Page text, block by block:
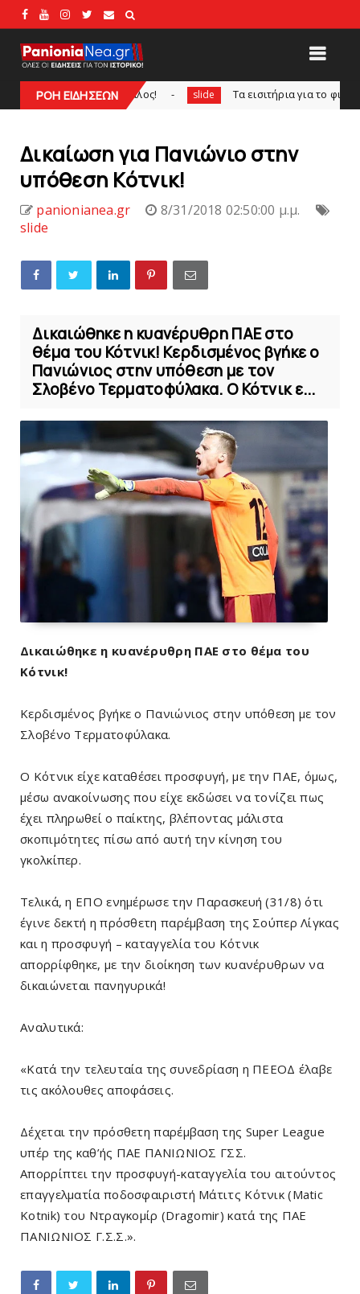
ΡΟΗ ΕΙΔΗΣΕΩΝ
Πορτογάλος! slide Tα εισιτήρια για το φιλικό τουρνουά του
Δικαίωση για Πανιώνιο στην
υπόθεση Κότνικ!
panionianea.gr
8/31/2018 02:50:00 μ.μ.
slide
Δικαιώθηκε η κυανέρυθρη ΠΑΕ στο
θέμα του Κότνικ! Κερδισμένος βγήκε ο
Πανιώνιος στην υπόθεση με τον
Σλοβένο Τερματοφύλακα. Ο Κότνικ ε...
Δικαιώθηκε η κυανέρυθρη ΠΑΕ στο θέμα του
Κότνικ!
Κερδισμένος βγήκε ο Πανιώνιος στην υπόθεση με τον
Σλοβένο Τερματοφύλακα.
Ο Κότνικ είχε καταθέσει προσφυγή, με την ΠΑΕ, όμως,
μέσω ανακοίνωσης που είχε εκδώσει να τονίζει πως
έχει πληρωθεί ο παίκτης, βλέποντας μάλιστα
σκοπιμότητες πίσω από αυτή την κίνηση του
γκολκίπερ.
Τελικά, η ΕΠΟ ενημέρωσε την Παρασκευή (31/8) ότι
έγινε δεκτή η πρόσθετη παρέμβαση της Σούπερ Λίγκας
και η προσφυγή – καταγγελία του Κότνικ
απορρίφθηκε, με την διοίκηση των κυανέρυθρων να
δικαιώνεται πανηγυρικά!
Αναλυτικά:
«Κατά την τελευταία της συνεδρίαση η ΠΕΕΟΔ έλαβε
τις ακόλουθες αποφάσεις.
Δέχεται την πρόσθετη παρέμβαση της Super League
υπέρ της καθ’ής ΠΑΕ ΠΑΝΙΩΝΙΟΣ ΓΣΣ.
Απορρίπτει την προσφυγή-καταγγελία του αιτούντος
επαγγελματία ποδοσφαιριστή Μάτιτς Κότνικ (Matic
Kotnik) του Ντραγκομίρ (Dragomir) κατά της ΠΑΕ
ΠΑΝΙΩΝΙΟΣ Γ.Σ.Σ.».